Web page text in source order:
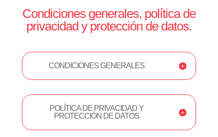
Condiciones generales, política de
privacidad y protección de datos.
CONDICIONES GENERALES
POLÍTICA DE PRIVACIDAD Y
PROTECCIÓN DE DATOS